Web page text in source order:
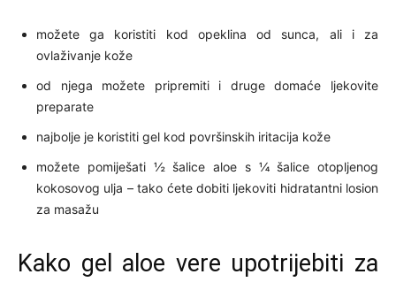
možete ga koristiti kod opeklina od sunca, ali i za
ovlaživanje kože
od njega možete pripremiti i druge domaće ljekovite
preparate
najbolje je koristiti gel kod površinskih iritacija kože
možete pomiješati ½ šalice aloe s ¼ šalice otopljenog
kokosovog ulja – tako ćete dobiti ljekoviti hidratantni losion
za masažu
Kako gel aloe vere upotrijebiti za